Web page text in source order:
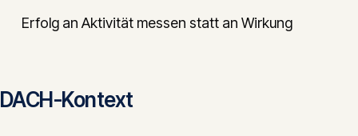
Erfolg an Aktivität messen statt an Wirkung
DACH-Kontext